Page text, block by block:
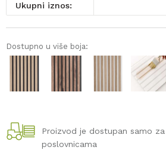
Ukupni iznos:
Dostupno u više boja:
Proizvod je dostupan samo
poslovnicama